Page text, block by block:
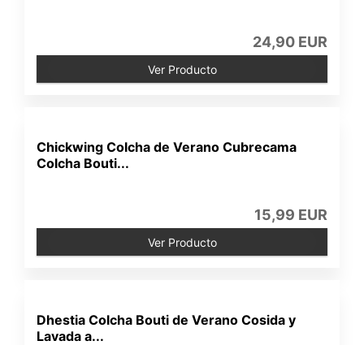
24,90 EUR
Ver Producto
Chickwing Colcha de Verano Cubrecama
Colcha Bouti...
15,99 EUR
Ver Producto
Dhestia Colcha Bouti de Verano Cosida y
Lavada a...